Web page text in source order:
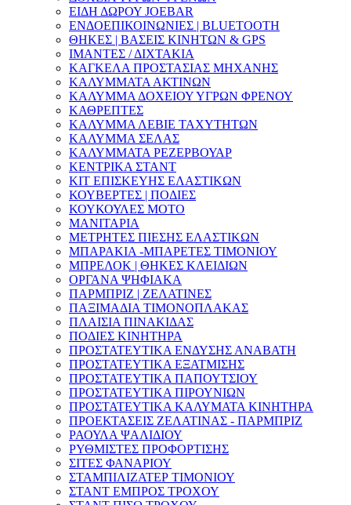
ΕΙΔΗ ΔΩΡΟΥ JOEBAR
ΕΝΔΟΕΠΙΚΟΙΝΩΝΙΕΣ | BLUETOOTH
ΘΗΚΕΣ | ΒΑΣΕΙΣ ΚΙΝΗΤΩΝ & GPS
ΙΜΑΝΤΕΣ / ΔΙΧΤΑΚΙΑ
ΚΑΓΚΕΛΑ ΠΡΟΣΤΑΣΙΑΣ ΜΗΧΑΝΗΣ
ΚΑΛΥΜΜΑΤΑ ΑΚΤΙΝΩΝ
ΚΑΛΥΜΜΑ ΔΟΧΕΙΟΥ ΥΓΡΩΝ ΦΡΕΝΟΥ
ΚΑΘΡΕΠΤΕΣ
ΚΑΛΥΜΜΑ ΛΕΒΙΕ ΤΑΧΥΤΗΤΩΝ
ΚΑΛΥΜΜΑ ΣΕΛΑΣ
ΚΑΛΥΜΜΑΤΑ ΡΕΖΕΡΒΟΥΑΡ
ΚΕΝΤΡΙΚΑ ΣΤΑΝΤ
ΚΙΤ ΕΠΙΣΚΕΥΗΣ ΕΛΑΣΤΙΚΩΝ
ΚΟΥΒΕΡΤΕΣ | ΠΟΔΙΕΣ
ΚΟΥΚΟΥΛΕΣ ΜΟΤΟ
ΜΑΝΙΤΑΡΙΑ
ΜΕΤΡΗΤΕΣ ΠΙΕΣΗΣ ΕΛΑΣΤΙΚΩΝ
ΜΠΑΡΑΚΙΑ -ΜΠΑΡΕΤΕΣ ΤΙΜΟΝΙΟΥ
ΜΠΡΕΛΟΚ | ΘΗΚΕΣ ΚΛΕΙΔΙΩΝ
ΟΡΓΑΝΑ ΨΗΦΙΑΚΑ
ΠΑΡΜΠΡΙΖ | ΖΕΛΑΤΙΝΕΣ
ΠΑΞΙΜΑΔΙΑ ΤΙΜΟΝΟΠΛΑΚΑΣ
ΠΛΑΙΣΙΑ ΠΙΝΑΚΙΔΑΣ
ΠΟΔΙΕΣ ΚΙΝΗΤΗΡΑ
ΠΡΟΣΤΑΤΕΥΤΙΚΑ ΕΝΔΥΣΗΣ ΑΝΑΒΑΤΗ
ΠΡΟΣΤΑΤΕΥΤΙΚΑ ΕΞΑΤΜΙΣΗΣ
ΠΡΟΣΤΑΤΕΥΤΙΚΑ ΠΑΠΟΥΤΣΙΟΥ
ΠΡΟΣΤΑΤΕΥΤΙΚΑ ΠΙΡΟΥΝΙΩΝ
ΠΡΟΣΤΑΤΕΥΤΙΚΑ ΚΑΛΥΜΑΤΑ ΚΙΝΗΤΗΡΑ
ΠΡΟΕΚΤΑΣΕΙΣ ΖΕΛΑΤΙΝΑΣ - ΠΑΡΜΠΡΙΖ
ΡΑΟΥΛΑ ΨΑΛΙΔΙΟΥ
ΡΥΘΜΙΣΤΕΣ ΠΡΟΦΟΡΤΙΣΗΣ
ΣΙΤΕΣ ΦΑΝΑΡΙΟΥ
ΣΤΑΜΠΙΛΙΖΑΤΕΡ ΤΙΜΟΝΙΟΥ
ΣΤΑΝΤ ΕΜΠΡΟΣ ΤΡΟΧΟΥ